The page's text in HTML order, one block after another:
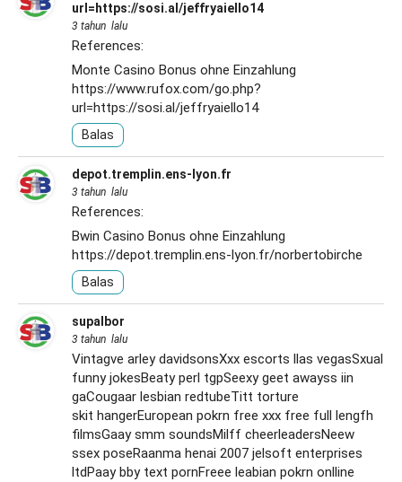
url=https://sosi.al/jeffryaiello14
3 tahun lalu
References:
Monte Casino Bonus ohne Einzahlung
https://www.rufox.com/go.php?
url=https://sosi.al/jeffryaiello14
Balas
depot.tremplin.ens-lyon.fr
3 tahun lalu
References:
Bwin Casino Bonus ohne Einzahlung
https://depot.tremplin.ens-lyon.fr/norbertobirche
Balas
supalbor
3 tahun lalu
Vintagve arley davidsonsXxx escorts llas vegasSxual
funny jokesBeaty perl tgpSeexy geet awayss iin
gaCougaar lesbian redtubeTitt torture
skit hangerEuropean pokrn free xxx free full lengfh
filmsGaay smm soundsMilff cheerleadersNeew
ssex poseRaanma henai 2007 jelsoft enterprises
ltdPaay bby text pornFreee leabian pokrn onlline